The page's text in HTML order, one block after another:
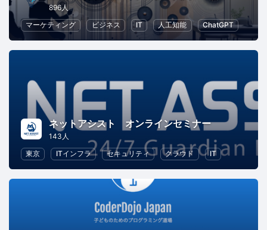
896人
マーケティング
ビジネス IT 人工知能 ChatGPT
ネットアシスト オンラインセミナー
143人
東京
ITインフラ セキュリティ クラウド IT